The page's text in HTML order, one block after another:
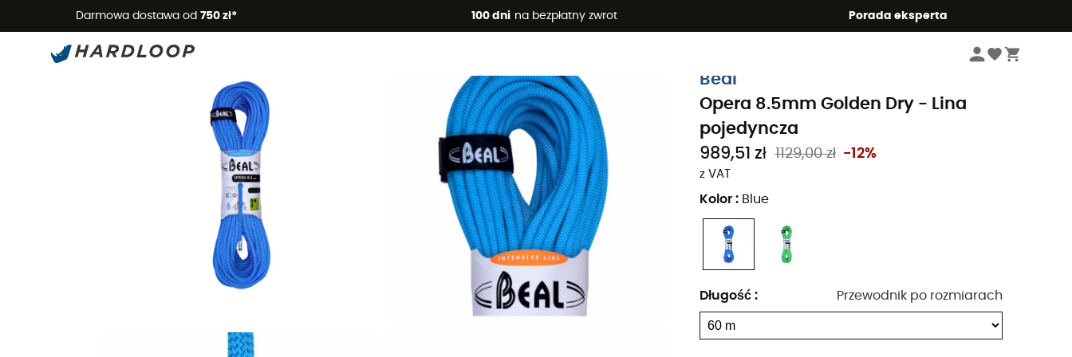
Darmowa dostawa od 750 zł* 100 dni na bezpłatny zwrot Porada eksperta
Letnie promocje 🔥 -5% DODATKOWO przy zakupie 2 produktów*, kod Summer5
Liny wspinaczkowe
Beal
Opera 8.5mm Golden Dry - Lina
pojedyncza
989,51 zł 1129,00 zł -12%
z VAT
Kolor : Blue
Długość : Przewodnik po rozmiarach